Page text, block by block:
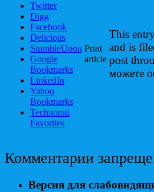
Twitter
Digg
Facebook
Delicious
StumbleUpon
Google
Bookmarks
LinkedIn
Yahoo
Bookmarks
Technorati
Favorites
Print
article
This
and is
post
можете
Комментарии
Версия для